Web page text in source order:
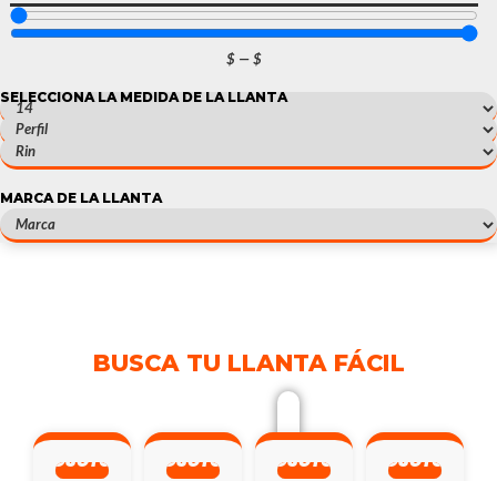
$ —$
SELECCIONA LA MEDIDA DE LA LLANTA
MARCA DE LA LLANTA
BUSCA TU LLANTA FÁCIL
13%
DSCTO
13%
DSCTO
13%
DSCTO
13%
DSCTO